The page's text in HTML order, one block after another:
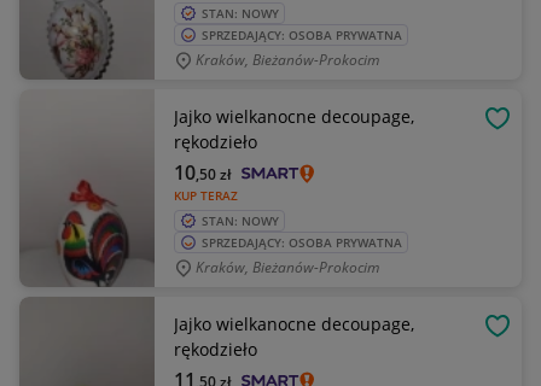
STAN: NOWY
SPRZEDAJĄCY: OSOBA PRYWATNA
Kraków, Bieżanów-Prokocim
Jajko wielkanocne decoupage,
rękodzieło
KUP TERAZ
10,50zł
STAN: NOWY
SPRZEDAJĄCY: OSOBA PRYWATNA
Kraków, Bieżanów-Prokocim
Jajko wielkanocne decoupage,
rękodzieło
11 ,50zł